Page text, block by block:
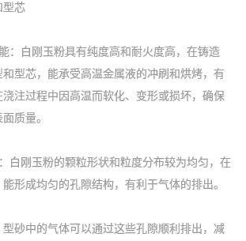
芯
白刚玉粉具有纯度高和耐火度高，在铸造
型芯，能承受高温金属液的冲刷和烘烤，有
注过程中因高温而软化、变形或损坏，确保
质量。
刚玉粉的颗粒形状和粒度分布较为均匀，在
形成均匀的孔隙结构，有利于气体的排出。
中的气体可以通过这些孔隙顺利排出，减